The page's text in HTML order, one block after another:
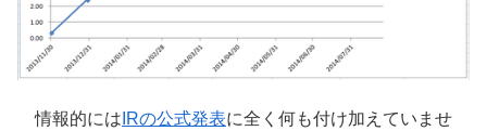
情報的には IRの公式発表に全く何も付け加えていませ